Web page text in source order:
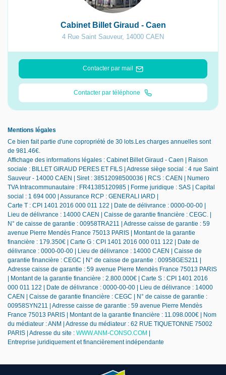
Cabinet Billet Giraud - Caen
4 Rue Saint Sauveur, 14000 CAEN
Contacter par mail
Contacter par téléphone
Mentions légales
Ce bien fait partie d'une copropriété de 30 lots.Les charges annuelles sont
de 981.46€.
Affichage des informations légales : Cabinet Billet Giraud - Caen | Raison
sociale : BILLET GIRAUD PERES ET FILS | Adresse siège social : 4 rue Saint
Sauveur - 14000 CAEN | Siret : 38512098500036 | RCS : CAEN | Numero
TVA Intracommunautaire : FR41385120985 | Forme juridique : SAS | Capital
social : 1 694 000 | Assurance RCP : GENERALI IARD |
Carte T : CPI 1401 2016 000 011 122 | Date de délivrance : 0000-00-00 |
Lieu de délivrance : 14000 CAEN | Caisse de garantie financière : CEGC. |
N° de caisse de garantie : 00958TRA211 | Adresse caisse de garantie : 59
avenue Pierre Mendès France 75013 PARIS | Montant de la garantie
financière : 179.350€ | Carte G : CPI 1401 2016 000 011 122 | Date de
délivrance : 0000-00-00 | Lieu de délivrance : 14000 CAEN | Caisse de
garantie financière : CEGC | N° de caisse de garantie : 00958GES211 |
Adresse caisse de garantie : 59 avenue Pierre Mendès France 75013 PARIS
| Montant de la garantie financière : 2.800.000€ | Carte S : CPI 1401 2016
000 011 122 | Date de délivrance : 0000-00-00 | Lieu de délivrance : 14000
CAEN | Caisse de garantie financière : CEGC | N° de caisse de garantie :
00958SYN211 | Adresse caisse de garantie : 59 avenue Pierre Mendès
France 75013 PARIS | Montant de la garantie financière : 11.098.000€ | Nom
du médiateur : ANM | Adresse du médiateur : 62 RUE TIQUETONNE 75002
PARIS | Adresse du site : WWW.ANM-CONSO.COM
Entreprise juridiquement et financièrement indépendante